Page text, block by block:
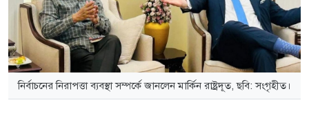
নির্বাচনের নিরাপত্তা ব্যবস্থা সম্পর্কে জানলেন মার্কিন রাষ্ট্রদূত, ছবি: সংগৃহীত।